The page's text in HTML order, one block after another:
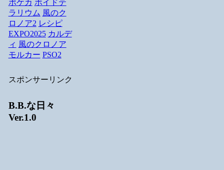
ポケカ ボイドテ
ラリウム 風のク
ロノア2 レシピ
EXPO2025 カルデ
ィ 風のクロノア
モルカー PSO2
スポンサーリンク
B.B.な日々
Ver.1.0